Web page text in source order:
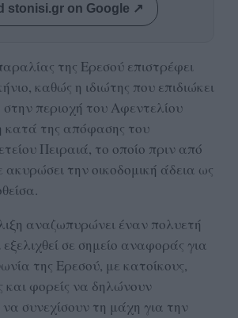
stonisi.gr on Google ↗
της Ερεσού επιστρέφει
καθώς η ιδιώτης που επιδιώκει
στην περιοχή του Αφεντελίου
κατά της απόφασης του
Πειραιά, το οποίο πριν από
ακυρώσει την οικοδομική άδεια ως
αναζωπυρώνει έναν πολυετή
σε σημείο αναφοράς για
της Ερεσού, με κατοίκους,
και φορείς να δηλώνουν
συνεχίσουν τη μάχη για την